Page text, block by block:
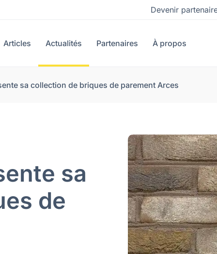
Devenir
Articles Actualités Partenaires À propos
sa collection de briques de parement Arces
sa
de